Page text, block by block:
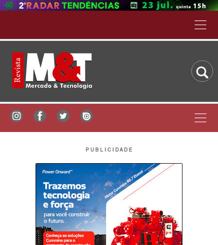
P U B L I C I D A D E